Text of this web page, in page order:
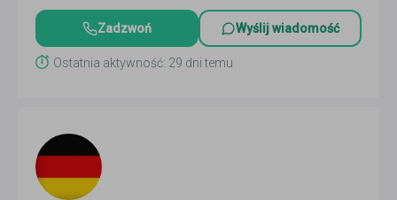
Zadzwoń Wyślij wiadomość
Ostatnia aktywność: 29 dni temu